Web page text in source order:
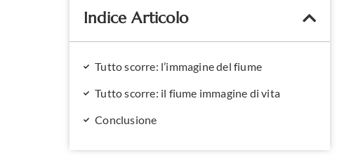
Indice Articolo
Tutto scorre: l’immagine del fiume
Tutto scorre: il fiume immagine di vita
Conclusione